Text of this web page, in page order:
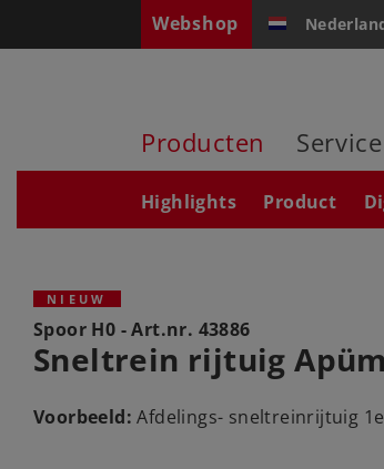
Webshop
Producten Service
Highlights Product
NIEUW
Spoor H0 - Art.nr. 43886
Sneltrein rijtuig
Voorbeeld: Afdelings- sneltreinrijtuig